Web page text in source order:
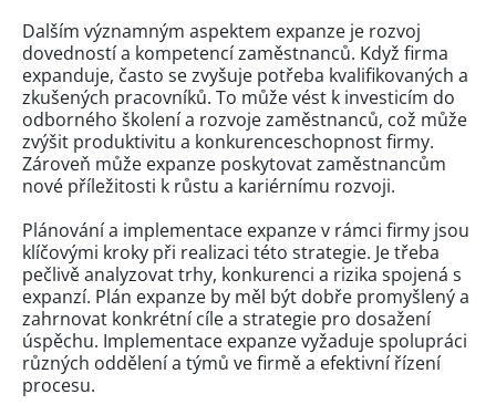
Dalším významným aspektem expanze je rozvoj
dovedností a kompetencí zaměstnanců. Když firma
expanduje, často se zvyšuje potřeba kvalifikovaných a
zkušených pracovníků. To může vést k investicím do
odborného školení a rozvoje zaměstnanců, což může
zvýšit produktivitu a konkurenceschopnost firmy.
Zároveň může expanze poskytovat zaměstnancům
nové příležitosti k růstu a kariérnímu rozvoji.
Plánování a implementace expanze v rámci firmy jsou
klíčovými kroky při realizaci této strategie. Je třeba
pečlivě analyzovat trhy, konkurenci a rizika spojená s
expanzí. Plán expanze by měl být dobře promyšlený a
zahrnovat konkrétní cíle a strategie pro dosažení
úspěchu. Implementace expanze vyžaduje spolupráci
různých oddělení a týmů ve firmě a efektivní řízení
procesu.